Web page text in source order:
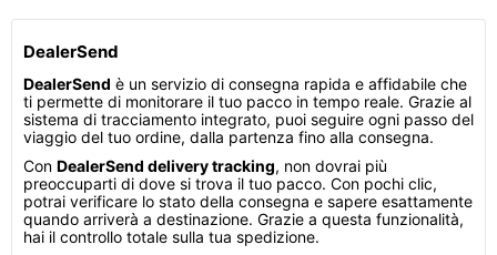
DealerSend
DealerSend è un servizio di consegna rapida e affidabile che
ti permette di monitorare il tuo pacco in tempo reale. Grazie al
sistema di tracciamento integrato, puoi seguire ogni passo del
viaggio del tuo ordine, dalla partenza fino alla consegna.
Con DealerSend delivery tracking, non dovrai più
preoccuparti di dove si trova il tuo pacco. Con pochi clic,
potrai verificare lo stato della consegna e sapere esattamente
quando arriverà a destinazione. Grazie a questa funzionalità,
hai il controllo totale sulla tua spedizione.